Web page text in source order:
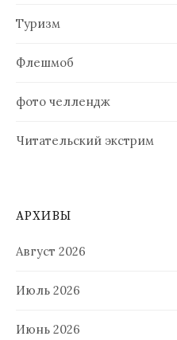
Туризм
Флешмоб
фото челлендж
Читательский экстрим
АРХИВЫ
Август 2026
Июль 2026
Июнь 2026